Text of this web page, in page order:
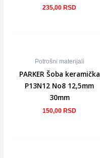
235,00RSD
Potrošni materijali
PARKER Šoba keramička
P13N12 No8 12,5mm
30mm
150,00RSD